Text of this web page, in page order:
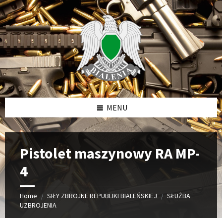
Skip
to
content
Skip
to
left
sidebar
Skip
to
footer
MENU
Pistolet maszynowy RA MP-
4
Home / SIŁY ZBROJNE REPUBLIKI BIALEŃSKIEJ / SŁUŻBA
UZBROJENIA